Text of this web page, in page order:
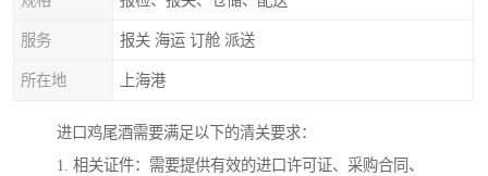
服务 报关 海运 订舱 派送
所在地 上海港
进口鸡尾酒需要满足以下的清关要求：
1. 相关证件：需要提供有效的进口许可证、采购合同、